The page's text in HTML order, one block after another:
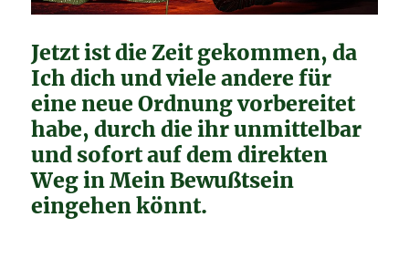
Jetzt ist die Zeit gekommen, da
Ich dich und viele andere für
eine neue Ordnung vorbereitet
habe, durch die ihr unmittelbar
und sofort auf dem direkten
Weg in Mein Bewußtsein
eingehen könnt.